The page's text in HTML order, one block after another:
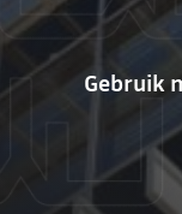
Gebruik